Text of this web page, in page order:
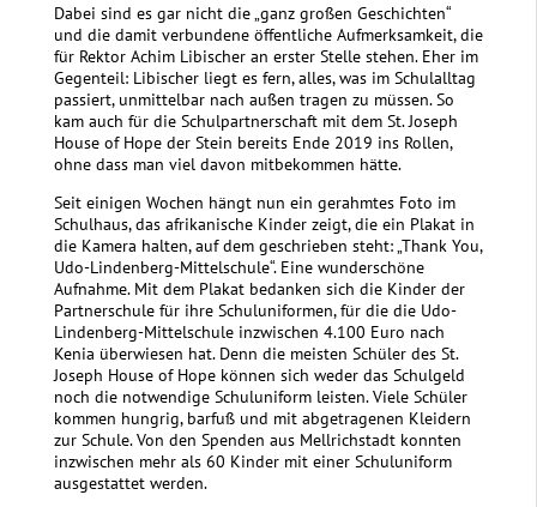
Dabei sind es gar nicht die „ganz großen Geschichten“
und die damit verbundene öffentliche Aufmerksamkeit, die
für Rektor Achim Libischer an erster Stelle stehen. Eher im
Gegenteil: Libischer liegt es fern, alles, was im Schulalltag
passiert, unmittelbar nach außen tragen zu müssen. So
kam auch für die Schulpartnerschaft mit dem St. Joseph
House of Hope der Stein bereits Ende 2019 ins Rollen,
ohne dass man viel davon mitbekommen hätte.
Seit einigen Wochen hängt nun ein gerahmtes Foto im
Schulhaus, das afrikanische Kinder zeigt, die ein Plakat in
die Kamera halten, auf dem geschrieben steht: „Thank You,
Udo-Lindenberg-Mittelschule“. Eine wunderschöne
Aufnahme. Mit dem Plakat bedanken sich die Kinder der
Partnerschule für ihre Schuluniformen, für die die Udo-
Lindenberg-Mittelschule inzwischen 4.100 Euro nach
Kenia überwiesen hat. Denn die meisten Schüler des St.
Joseph House of Hope können sich weder das Schulgeld
noch die notwendige Schuluniform leisten. Viele Schüler
kommen hungrig, barfuß und mit abgetragenen Kleidern
zur Schule. Von den Spenden aus Mellrichstadt konnten
inzwischen mehr als 60 Kinder mit einer Schuluniform
ausgestattet werden.